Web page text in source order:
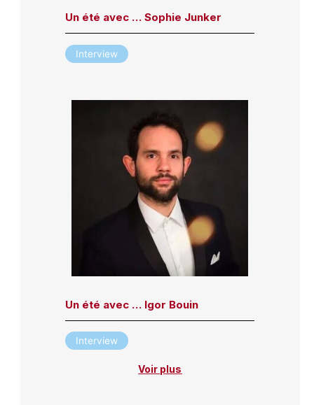
Un été avec … Sophie Junker
Interview
Un été avec … Igor Bouin
Interview
Voir plus